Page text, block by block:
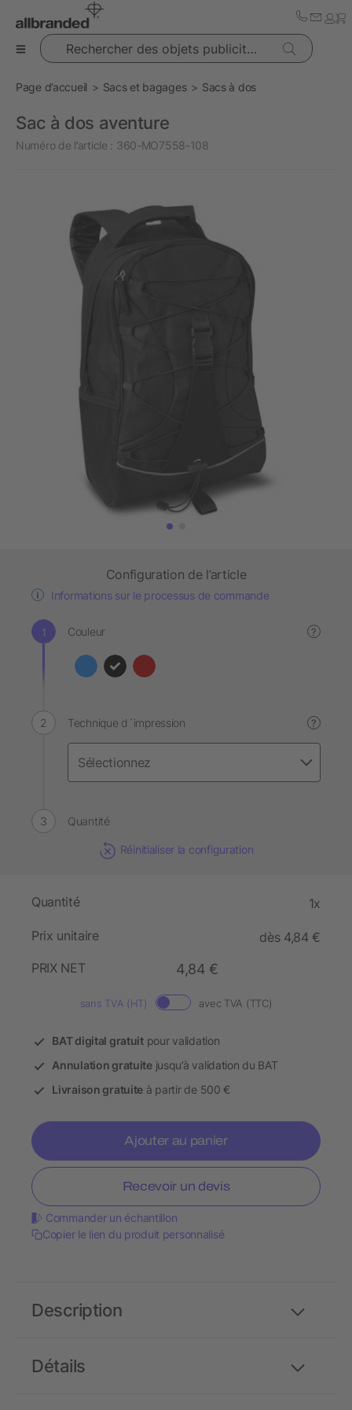
Rechercher des objets publicitaires
Page d’accueil Sacs et bagages Sacs à dos
Sac à dos aventure
Numéro de l’article : 360-MO7558-108
Configuration de l’article
Informations sur le processus de commande
Couleur ?
Technique d´impression ?
Quantité
Réinitialiser la configuration
Quantité 1x
Prix unitaire
dès 4,84 €
PRIX NET
4,84 €
sans TVA (HT) avec TVA (TTC)
BAT digital gratuitpour validation
Annulation gratuitejusqu’à validation du BAT
Livraison gratuite à partir de 500 €
Ajouter au panier
Recevoir un devis
Commander un échantillon
Copier le lien du produit personnalisé
Détails
Description